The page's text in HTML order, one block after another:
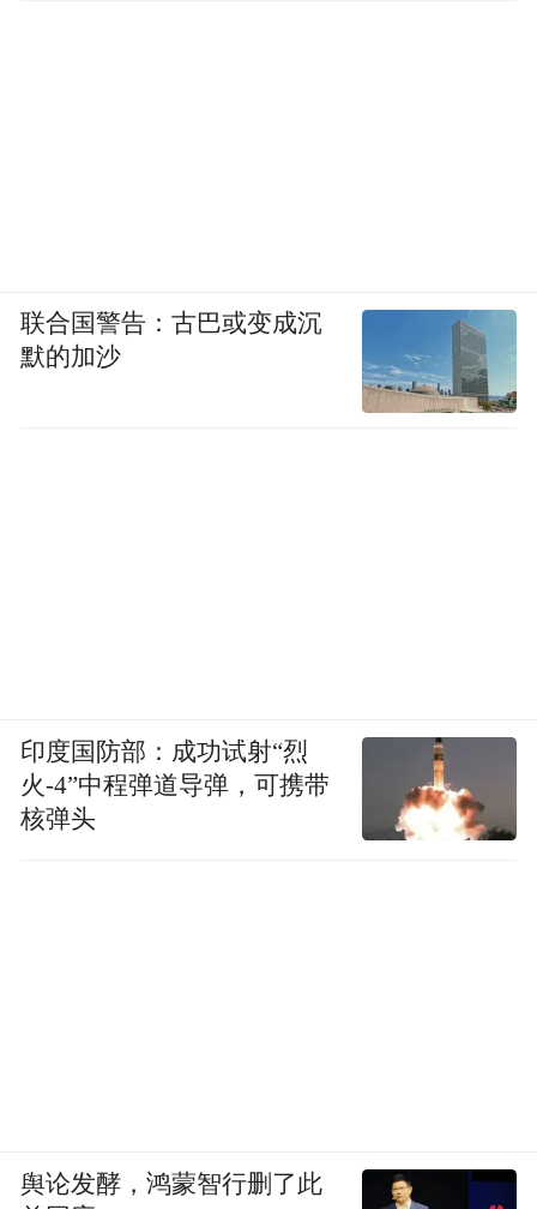
联合国警告：古巴或变成沉
默的加沙
印度国防部：成功试射“烈
火-4”中程弹道导弹，可携带
核弹头
舆论发酵，鸿蒙智行删了此